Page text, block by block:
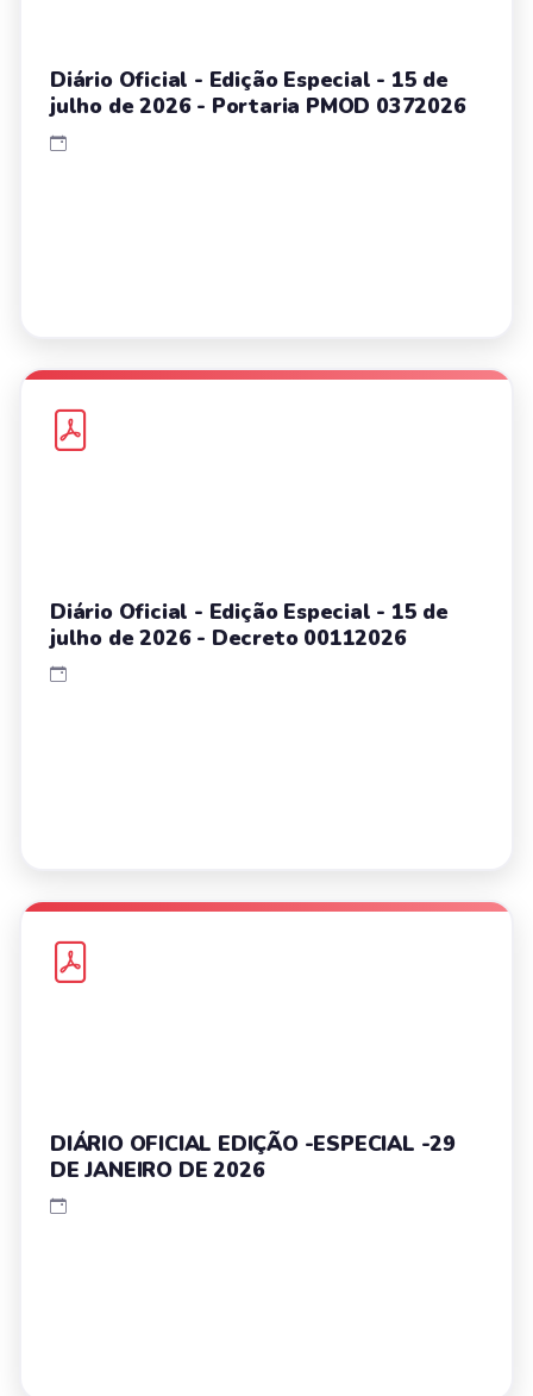
Diário Oficial - Edição Especial - 15 de
julho de 2026 - Portaria PMOD 0372026
Diário Oficial - Edição Especial - 15 de
julho de 2026 - Decreto 00112026
DIÁRIO OFICIAL EDIÇÃO -ESPECIAL -29
DE JANEIRO DE 2026